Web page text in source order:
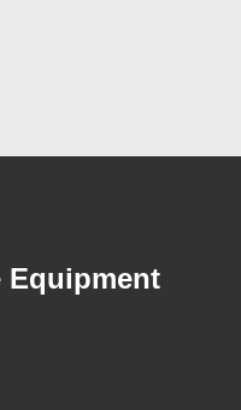
Equipment